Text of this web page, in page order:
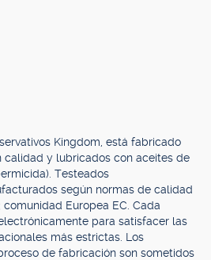
Kingdom, está fabricado
y lubricados con aceites de
Testeados
según normas de calidad
Europea EC. Cada
para satisfacer las
más estrictas. Los
de fabricación son sometidos